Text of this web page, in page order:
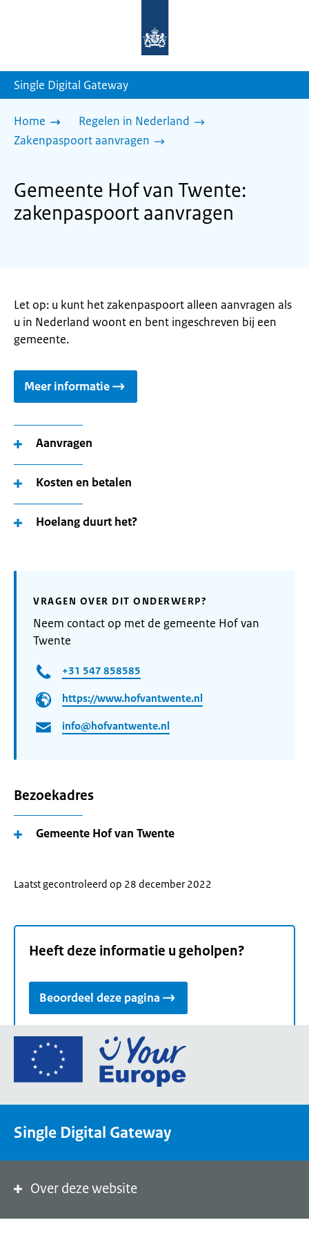
homepage
Single Digital Gateway
Home
Regelen in Nederland
Zakenpaspoort aanvragen
Gemeente Hof van Twente:
zakenpaspoort aanvragen
Let op: u kunt het zakenpaspoort alleen aanvragen als
u in Nederland woont en bent ingeschreven bij een
gemeente.
Meer informatie
Aanvragen
Kosten en betalen
Hoelang duurt het?
VRAGEN OVER DIT ONDERWERP?
Neem contact op met de gemeente Hof van
Twente
+31 547 858585
https://www.hofvantwente.nl
info@hofvantwente.nl
Bezoekadres
Gemeente Hof van Twente
Laatst gecontroleerd op 28 december 2022
Heeft deze informatie u geholpen?
Beoordeel deze pagina
Ga
de
een
de
Single Digital Gateway
Over deze website